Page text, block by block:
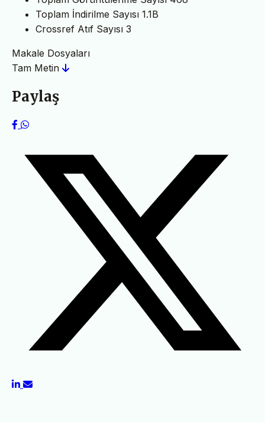
Toplam İndirilme Sayısı 1.1B
Crossref Atıf Sayısı 3
Makale Dosyaları
Tam Metin
Paylaş